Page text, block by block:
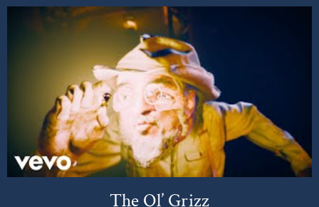
The Ol’ Grizz